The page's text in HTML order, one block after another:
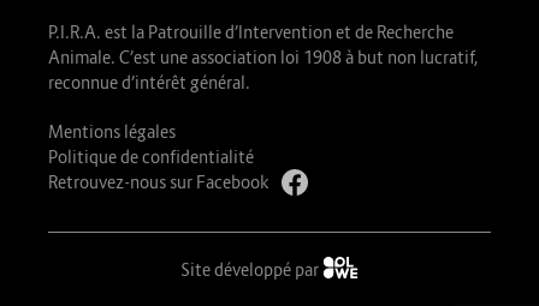
P.I.R.A. est la Patrouille d’Intervention et de Recherche
Animale. C’est une association loi 1908 à but non lucratif,
reconnue d’intérêt général.
Mentions légales
Politique de confidentialité
Retrouvez-nous sur Facebook
Site développé par